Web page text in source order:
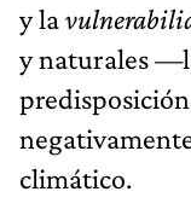
y la
y naturales
climático.